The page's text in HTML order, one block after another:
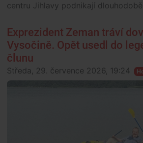
centru Jihlavy podnikají
Exprezident Zeman tráví
Vysočině. Opět usedl do
člunu
Středa, 29. července 2026, 19:24